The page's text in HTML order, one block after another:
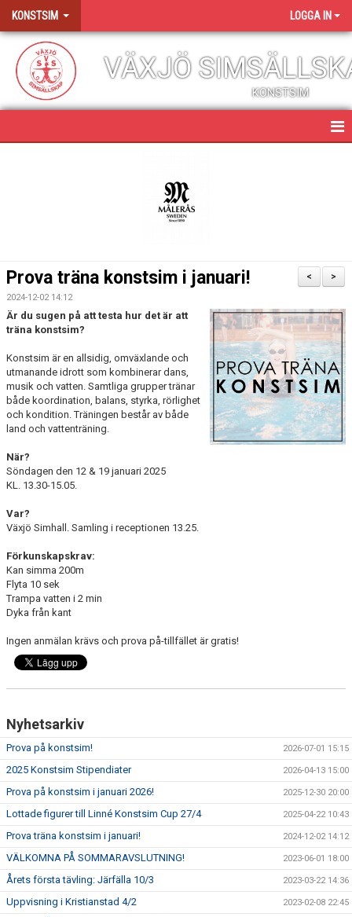
KONSTSIM LOGGA IN
VÄXJÖ
KONSTSIM
ÄNDRADE TRÄNINGSTIDER
FUNKTIONÄR
AVGIFTER
KONTAKT
>
<
Prova träna konstsim i januari!
2024-12-02 14:12
Är du sugen på att testa hur det är att
träna konstsim?
Konstsim är en allsidig, omväxlande och
utmanande idrott som kombinerar dans,
musik och vatten. Samtliga grupper tränar
både koordination, balans, styrka, rörlighet
och kondition. Träningen består av både
land och vattenträning.
När?
Söndagen den 12 & 19 januari 2025
KL. 13.30-15.05.
Var?
Växjö Simhall. Samling i receptionen 13.25.
Förkunskapskrav:
Kan simma 200m
Flyta 10 sek
Trampa vatten i 2 min
Dyka från kant
Ingen anmälan krävs och prova på-tillfället är gratis!
Nyhetsarkiv
Prova på konstsim! 2026-07-01 15:15
2025 Konstsim Stipendiater 2026-04-13 15:00
Prova på konstsim i januari 2026! 2025-12-30 20:00
Lottade figurer till Linné Konstsim Cup 27/4 2025-04-22 10:43
Prova träna konstsim i januari! 2024-12-02 14:12
VÄLKOMNA PÅ SOMMARAVSLUTNING! 2023-06-01 18:00
Årets första tävling: Järfälla 10/3 2023-03-22 14:36
Uppvisning i Kristianstad 4/2 2023-02-08 22:45